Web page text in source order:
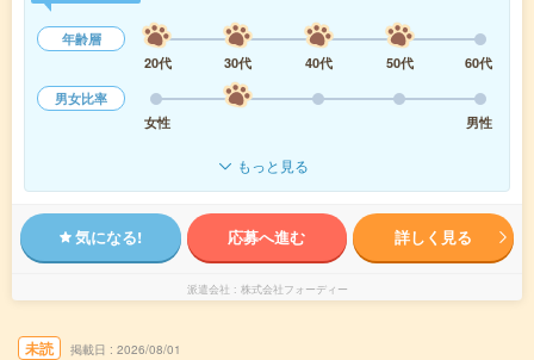
年齢層
20代
30代 40代 50代
60代
男女比率
女性
男性
もっと見る
気になる! 応募へ進む 詳しく見る
派遣会社 株式会社フォーディー
未読 掲載日 2026/08/01